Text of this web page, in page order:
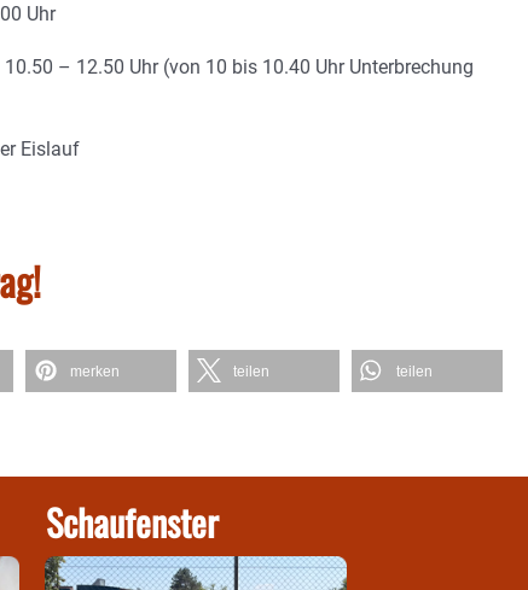
Uhr
– 12.50 Uhr (von 10 bis 10.40 Uhr Unterbrechung
Eislauf
merken teilen teilen
Schaufenster